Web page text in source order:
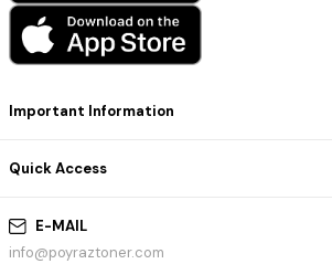
E-MAIL
info@poyraztoner.com
Important Information
Quick Access